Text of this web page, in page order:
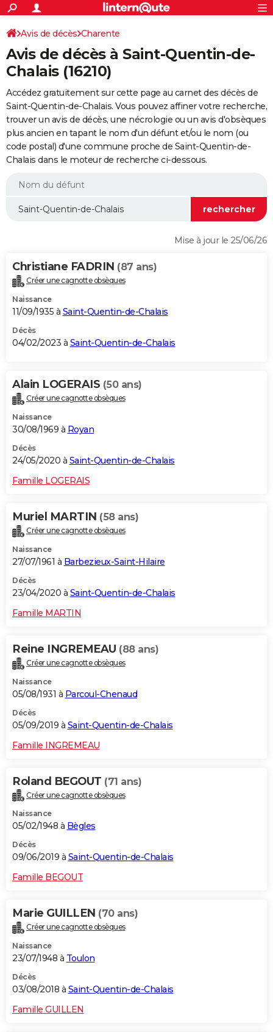
ACTUALITÉS
Politique
Société
Faits Divers
Education
Monde
Villes
+
SPORT
Coupe du monde 2026
Football
Tennis
Cyclisme
Rugby
Forum
CULTURE
FINANCE
Retraite
Impôts
Epargne
Immobilier
Risques naturels par ville
Banque
Assurance
Crédit
Essais
Réserver un essai
Citadines
Berlines
SUV
Forum auto
+
HIGH-TECH
Mobiles
Meilleur smartphone
Internet
Ordinateurs
Jeux vidéo
Guide high-tech
+
BRICOLAGE
Forum
Aménagement intérieur
Extérieur
Cuisine
Salle de bains
Jardinage
Rangement
WEEK-END
Guides de France
Escapades
Patrimoine
Expositions
Musées
Week-end nature
LIFESTYLE
Alimentation
Guide de la santé
Maladies
Médicaments
Sommeil
VOYAGE
Destinations
City break
Voyage nature
Voyage de noces
Forum
Climat
+PHOTO
GUIDES D'ACHAT
BONS PLANS
Carte de Noël
Carte Bonne année
Carte Saint-Valentin
Carte Pâques
Carte d'anniversaire
DICTIONNAIRE
PROGRAMME TV
COPAINS D'AVANT
S'inscrire
Se connecter
Lycées
Collèges
Primaires
Universités
Entreprises
Service militaire
Avis de recherche
AVIS DE DÉCÈS
FORUM
Connexion
Avis de décès Charente
Avis de décès à Saint-Quentin-de-
Chalais (16210)
Accédez gratuitement sur cette page au carnet des décès de
Saint-Quentin-de-Chalais. Vous pouvez affiner votre recherche,
trouver un avis de décès, une nécrologie ou un avis d'obsèques
plus ancien en tapant le nom d'un défunt et/ou le nom (ou
code postal) d'une commune proche de Saint-Quentin-de-
Chalais dans le moteur de recherche ci-dessous.
Mise à jour le 25/06/26
Christiane FADRIN (87 ans)
Créer une cagnotte obsèques
Naissance
11/09/1935 à Saint-Quentin-de-Chalais
Décès
04/02/2023 à Saint-Quentin-de-Chalais
Alain LOGERAIS (50 ans)
Créer une cagnotte obsèques
Naissance
30/08/1969 à Royan
Décès
24/05/2020 à Saint-Quentin-de-Chalais
Famille LOGERAIS
Muriel MARTIN (58 ans)
Créer une cagnotte obsèques
Naissance
27/07/1961 à Barbezieux-Saint-Hilaire
Décès
23/04/2020 à Saint-Quentin-de-Chalais
Famille MARTIN
Reine INGREMEAU (88 ans)
Créer une cagnotte obsèques
Naissance
05/08/1931 à Parcoul-Chenaud
Décès
05/09/2019 à Saint-Quentin-de-Chalais
Famille INGREMEAU
Roland BEGOUT (71 ans)
Créer une cagnotte obsèques
Naissance
05/02/1948 à Bègles
Décès
09/06/2019 à Saint-Quentin-de-Chalais
Famille BEGOUT
Marie GUILLEN (70 ans)
Créer une cagnotte obsèques
Naissance
23/07/1948 à Toulon
Décès
03/08/2018 à Saint-Quentin-de-Chalais
Famille GUILLEN